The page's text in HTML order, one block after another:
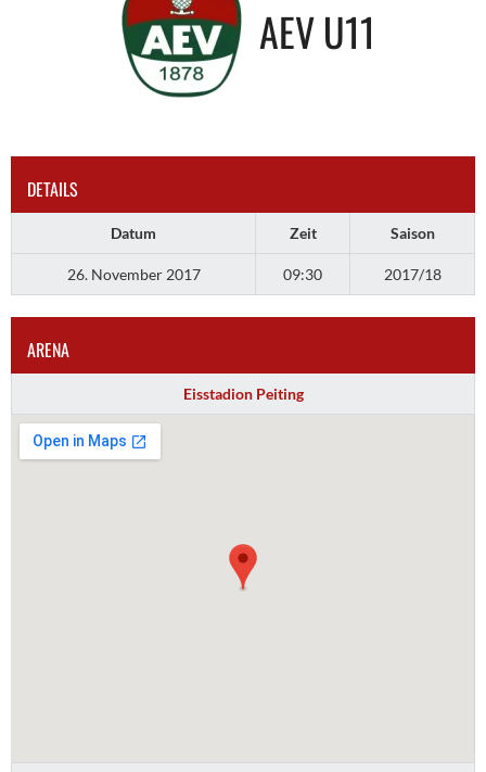
AEV U11
DETAILS
Datum Zeit Saison
26. November 2017 09:30 2017/18
ARENA
Eisstadion Peiting